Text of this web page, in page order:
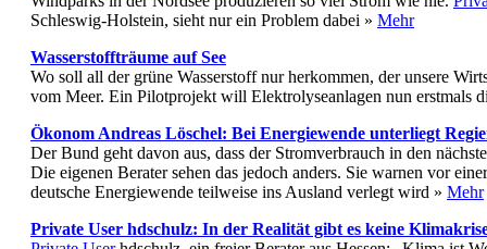
Schleswig-Holstein, sieht nur ein Problem dabei » Mehr
Wasserstoffträume auf See
Wo soll all der grüne Wasserstoff nur herkommen, der unsere
vom Meer. Ein Pilotprojekt will Elektrolyseanlagen nun erstmals
Ökonom Andreas Löschel: Bei Energiewende unterliegt
Der Bund geht davon aus, dass der Stromverbrauch in den
Die eigenen Berater sehen das jedoch anders. Sie warnen vor
deutsche Energiewende teilweise ins Ausland verlegt wird » Mehr
Private User hdschulz: In der Realität gibt es keine